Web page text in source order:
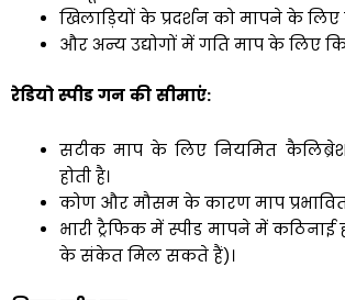
खिलाड़ियों के प्रदर्शन को मापने के
और अन्य उद्योगों में गति माप के लिए
रेडियो स्पीड गन की सीमाएं:
सटीक माप के लिए नियमित
होती है।
कोण और मौसम के कारण माप
भारी ट्रैफिक में स्पीड मापने में
के संकेत मिल सकते हैं)।